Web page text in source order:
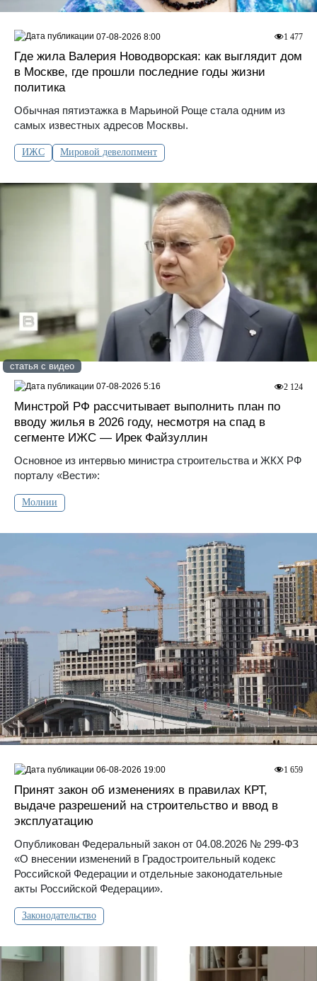
Где жила Валерия Новодворская: как выглядит дом
в Москве, где прошли последние годы жизни
политика
Обычная пятиэтажка в Марьиной Роще стала одним из
самых известных адресов Москвы.
ИЖС Мировой девелопмент
1 477
07-08-2026 8:00
статья с видео
Минстрой РФ рассчитывает выполнить план по
вводу жилья в 2026 году, несмотря на спад в
сегменте ИЖС — Ирек Файзуллин
Основное из интервью министра строительства и ЖКХ РФ
порталу «Вести»:
Молнии
2 124
07-08-2026 5:16
Принят закон об изменениях в правилах КРТ,
выдаче разрешений на строительство и ввод в
эксплуатацию
Опубликован Федеральный закон от 04.08.2026 № 299-ФЗ
«О внесении изменений в Градостроительный кодекс
Российской Федерации и отдельные законодательные
акты Российской Федерации».
Законодательство
1 659
06-08-2026 19:00